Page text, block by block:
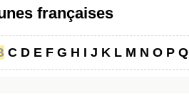
françaises
C D E F G H I J K L M N O P Q